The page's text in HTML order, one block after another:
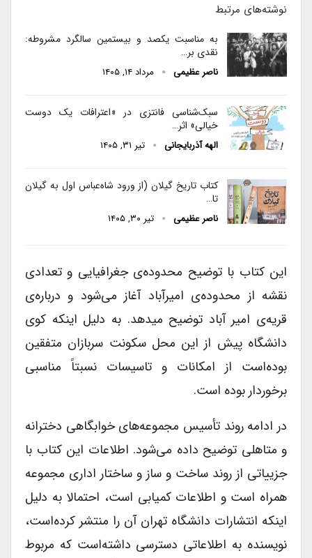
نوشته‌های مرتبط
به مناسبت یکصد و بیستمین سالگرد مشروطه:
نقدی بر…
ناصر عظیمی مرداد ۱۴, ۱۴۰۵
سبک‌شناسی فانتزی در «اعترافات یک دوست
خیالی» اثر…
الهه آذربایجانی تیر ۳۱, ۱۴۰۵
کتاب تاریخ گیلان (از ورود شاه‌عباس اول به گیلان
تا…
ناصر عظیمی تیر ۳۰, ۱۴۰۵
این کتاب با توضیح محدوده‌ی جغرافیایی و تعدادی
نقشه از محدوده‌ی امیرآباد آغاز می‌شود و درباره‌ی
قریه‌ی امیر آباد توضیح میدهد. به دلیل اینکه کوی
دانشگاه پیش از این محل سکونت سربازان متفقین
بوده‌است از امکانات و تاسیسات نسبتاً مناسبی
برخوردار بوده‌ است.
در ادامه روند تأسیس مجموعه‌های خوابگاهی دخترانه
و متاهلی توضیح داده می‌شود. اطلاعات این کتاب با
جزییاتی از روند ساخت و ساز و ساختار اداری مجموعه
همراه است و اطلاعات کمیابی است، احتمالا به دلیل
اینکه انتشارات دانشگاه تهران آن را منتشر کرده‌است،
نویسنده به اطلاعاتی دسترسی داشته‌است که مربوط